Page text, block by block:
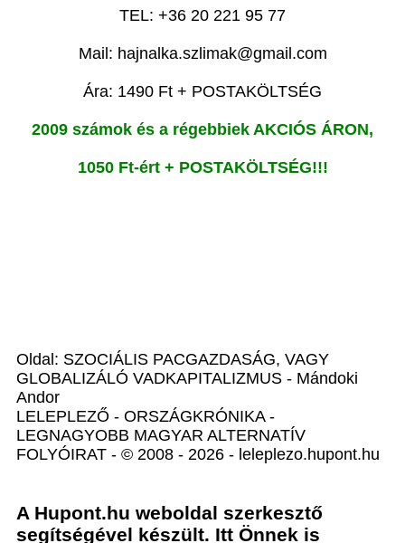
TEL: +36 20 221 95 77
Mail: hajnalka.szlimak@gmail.com
Ára: 1490 Ft + POSTAKÖLTSÉG
2009 számok és a régebbiek AKCIÓS ÁRON,
1050 Ft-ért + POSTAKÖLTSÉG!!!
Oldal: SZOCIÁLIS PACGAZDASÁG, VAGY
GLOBALIZÁLÓ VADKAPITALIZMUS - Mándoki
Andor
LELEPLEZŐ - ORSZÁGKRÓNIKA -
LEGNAGYOBB MAGYAR ALTERNATÍV
FOLYÓIRAT - © 2008 - 2026 - leleplezo.hupont.hu
A Hupont.hu weboldal szerkesztő
segítségével készült. Itt Önnek is